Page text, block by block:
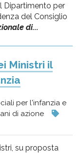
Dipartimento per
del Consiglio
di...
Ministri il
per l'infanzia e
di azione
su proposta